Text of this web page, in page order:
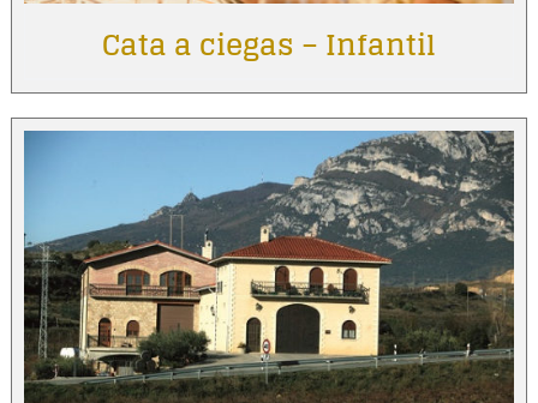
Cata a ciegas – Infantil